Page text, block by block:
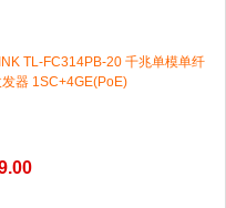
TL-FC314PB-20 千兆单模单纤
器 1SC+4GE(PoE)